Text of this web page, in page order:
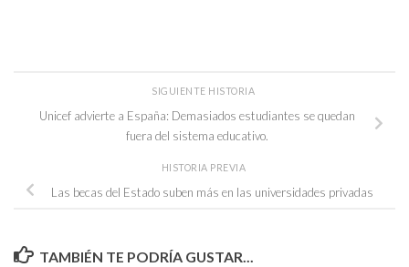
SIGUIENTE HISTORIA
Unicef advierte a España: Demasiados estudiantes se quedan
fuera del sistema educativo.
HISTORIA PREVIA
Las becas del Estado suben más en las universidades privadas
TAMBIÉN TE PODRÍA GUSTAR...